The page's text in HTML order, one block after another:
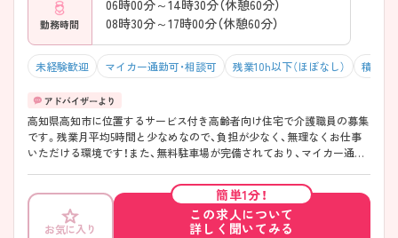
勤務時間
06時00分～14時30分（休憩60分）
08時30分～17時00分（休憩60分）
未経験歓迎 マイカー通勤可・相談可 残業10h以下（ほぼなし） 積極採
高知県高知市に位置するサービス付き高齢者向け住宅で介護職員の募集
です。残業月平均5時間と少なめなので、負担が少なく、無理なくお仕事
いただける環境です！また、無料駐車場が完備されており、マイカー通勤
すのでご気軽にお問い合わせください。
お気に入り
簡単1分！
この求人について
詳しく聞いてみる